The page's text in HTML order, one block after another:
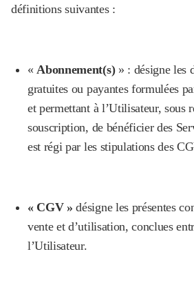
définitions suivantes :
« Abonnement(s)» : désigne les
gratuites ou payantes formulées
et permettant à l’Utilisateur, sous
souscription, de bénéficier des
est régi par les stipulations des
« CGV » désigne les présentes
vente et d’utilisation, conclues
l’Utilisateur.